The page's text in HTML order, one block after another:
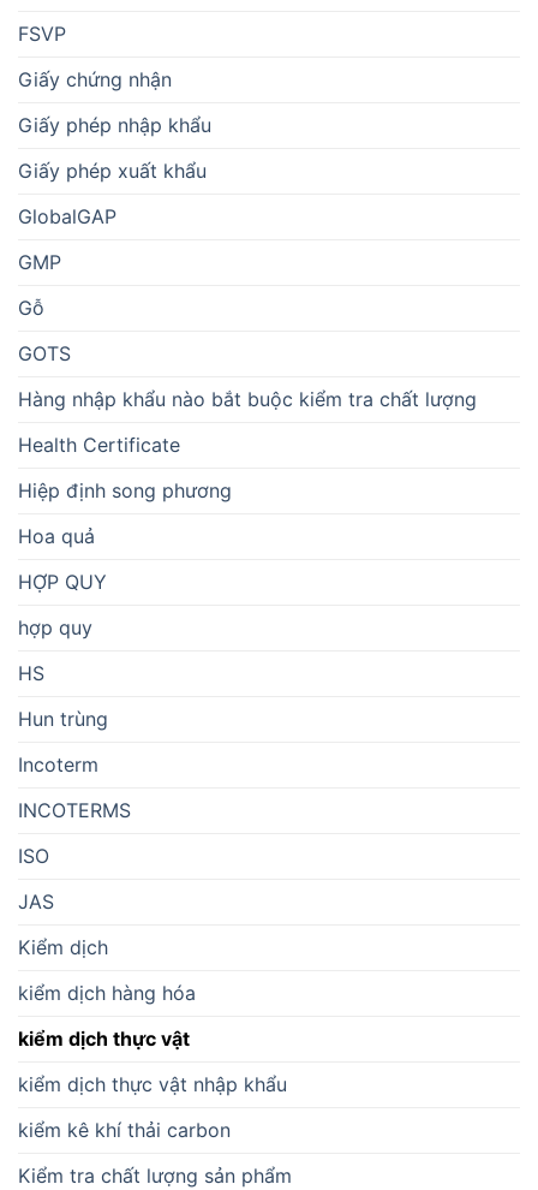
FSVP
Giấy chứng nhận
Giấy phép nhập khẩu
Giấy phép xuất khẩu
GlobalGAP
GMP
Gỗ
GOTS
Hàng nhập khẩu nào bắt buộc kiểm tra chất lượng
Health Certificate
Hiệp định song phương
Hoa quả
HỢP QUY
hợp quy
HS
Hun trùng
Incoterm
INCOTERMS
ISO
JAS
Kiểm dịch
kiểm dịch hàng hóa
kiểm dịch thực vật
kiểm dịch thực vật nhập khẩu
kiểm kê khí thải carbon
Kiểm tra chất lượng sản phẩm